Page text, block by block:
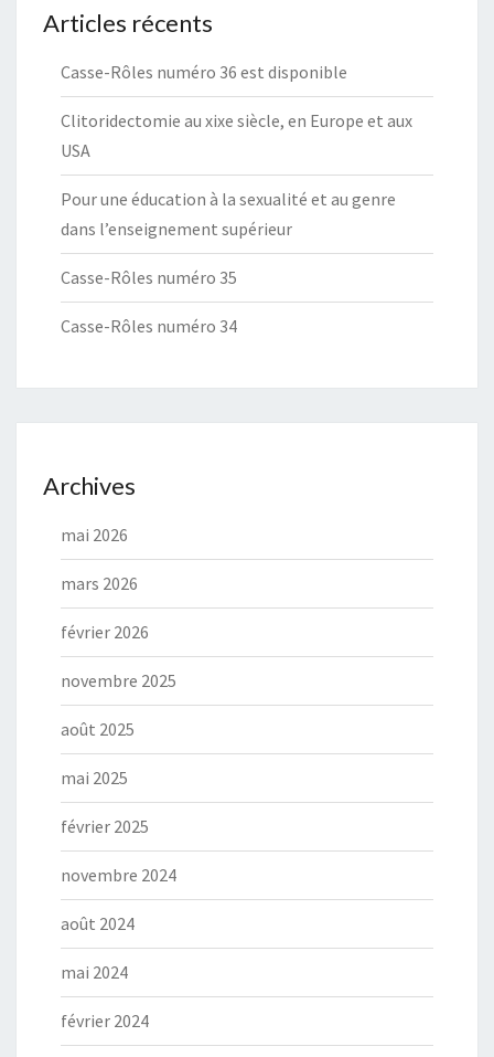
Articles récents
Casse-Rôles numéro 36 est disponible
Clitoridectomie au xixe siècle, en Europe et aux
USA
Pour une éducation à la sexualité et au genre
dans l’enseignement supérieur
Casse-Rôles numéro 35
Casse-Rôles numéro 34
Archives
mai 2026
mars 2026
février 2026
novembre 2025
août 2025
mai 2025
février 2025
novembre 2024
août 2024
mai 2024
février 2024